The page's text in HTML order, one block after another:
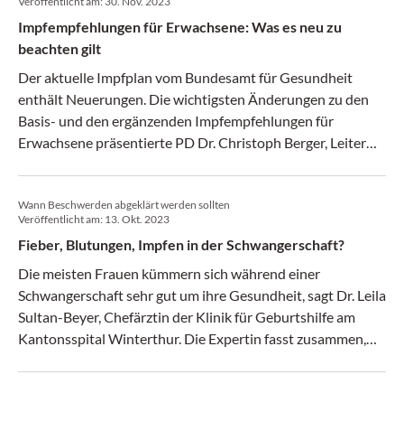
Impfempfehlungen für Erwachsene: Was es neu zu
beachten gilt
Der aktuelle Impfplan vom Bundesamt für Gesundheit
enthält Neuerungen. Die wichtigsten Änderungen zu den
Basis- und den ergänzenden Impfempfehlungen für
Erwachsene präsentierte PD Dr. Christoph Berger, Leiter
Wann Beschwerden abgeklärt werden sollten
Veröffentlicht am: 13. Okt. 2023
Fieber, Blutungen, Impfen in der Schwangerschaft?
Die meisten Frauen kümmern sich während einer
Schwangerschaft sehr gut um ihre Gesundheit, sagt Dr. Leila
Sultan-Beyer, Chefärztin der Klinik für Geburtshilfe am
Kantonsspital Winterthur. Die Expertin fasst zusammen,